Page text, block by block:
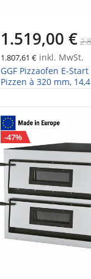
1.519,00 €
1.807,61 € inkl. MwSt.
GGF Pizzaofen E-
Pizzen à 320 mm,
900x1080x750mm
-47%